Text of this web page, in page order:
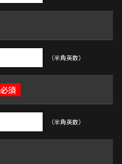
（半角英数）
必須
（半角英数）